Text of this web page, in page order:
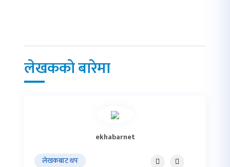
लेखकको बारेमा
ekhabarnet
लेखकबाट थप